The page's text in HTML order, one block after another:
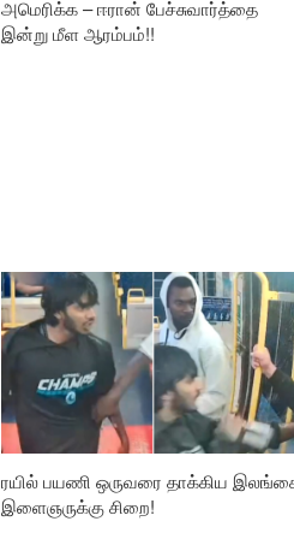
அமெரிக்க – ஈரான் பேச்சுவார்த்தை
இன்று மீள ஆரம்பம்!!
ரயில் பயணி ஒருவரை தாக்கிய
இளைஞருக்கு சிறை!